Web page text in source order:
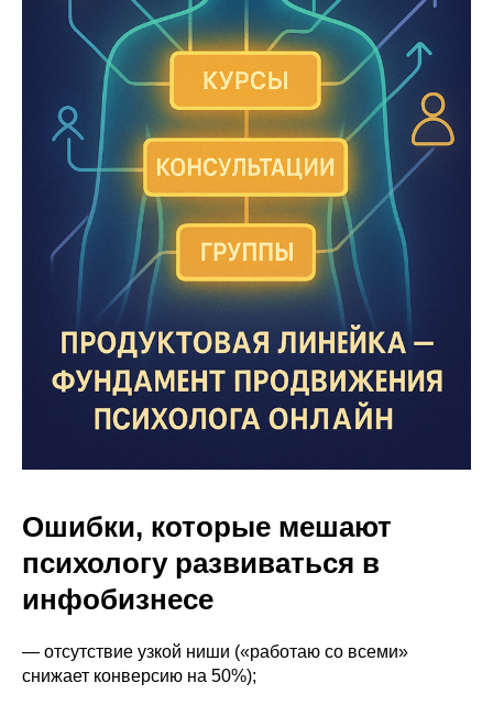
Ошибки, которые мешают
психологу развиваться в
инфобизнесе
— отсутствие узкой ниши («работаю со всеми»
снижает конверсию на 50%);